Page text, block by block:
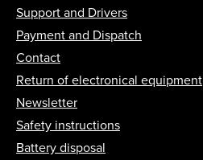
Support and Drivers
Payment and Dispatch
Contact
Return of electronical equipment
Newsletter
Safety instructions
Battery disposal